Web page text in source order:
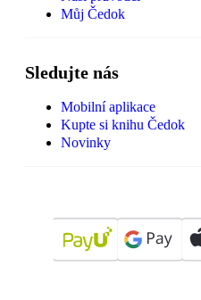
Můj Čedok
Sledujte nás
Mobilní aplikace
Kupte si knihu Čedok
Novinky